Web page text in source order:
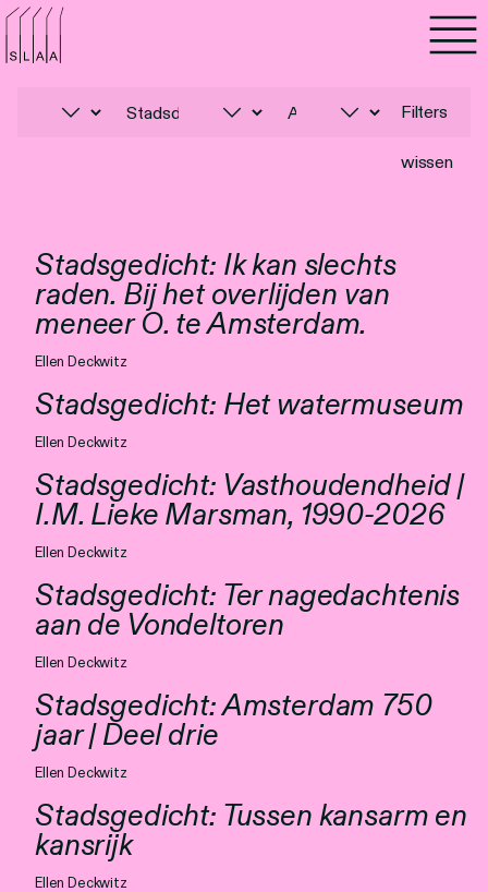
Filters
wissen
Stadsgedicht: Ik kan slechts
raden. Bij het overlijden van
meneer O. te Amsterdam.
Ellen Deckwitz
Stadsgedicht: Het watermuseum
Ellen Deckwitz
Stadsgedicht: Vasthoudendheid |
I.M. Lieke Marsman, 1990-2026
Ellen Deckwitz
Stadsgedicht: Ter nagedachtenis
aan de Vondeltoren
Ellen Deckwitz
Stadsgedicht: Amsterdam 750
jaar | Deel drie
Ellen Deckwitz
Stadsgedicht: Tussen kansarm en
kansrijk
Ellen Deckwitz
Agenda
Programma's
Luisteren
Nieuwsbrief
Over SLAA
Vacatures
Locaties
Personen
Toegankelijkheid
Stadsdichter